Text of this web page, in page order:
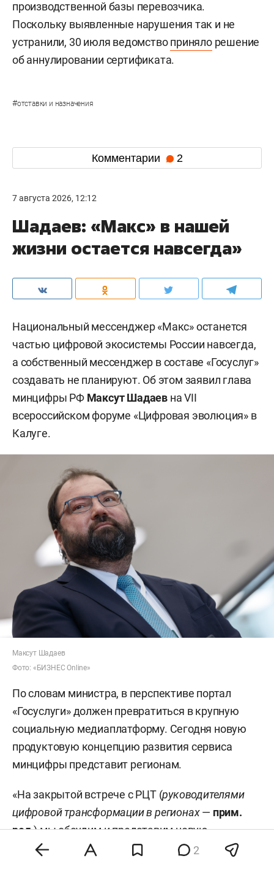
производственной базы перевозчика.
Поскольку выявленные нарушения так и не
устранили, 30 июля ведомствопринялорешение
об аннулировании сертификата.
#отставки и назначения
Комментарии 2
7 августа 2026, 12:12
Шадаев: «Макс» в нашей
жизни остается навсегда»
Национальный мессенджер «Макс» останется
частью цифровой экосистемы России навсегда,
а собственный мессенджер в составе «Госуслуг»
создавать не планируют. Об этом заявил глава
минцифры РФ Максут Шадаев на VII
всероссийском форуме «Цифровая эволюция» в
Калуге.
Максут Шадаев
Фото: «БИЗНЕС Online»
По словам министра, в перспективе портал
«Госуслуги» должен превратиться в крупную
социальную медиаплатформу. Сегодня новую
продуктовую концепцию развития сервиса
минцифры представит регионам.
«На закрытой встрече с РЦТ (руководителями
цифровой трансформации в регионах— прим.
ред.) мы обсудим и представим новую
продуктовую концепцию „Госуслуг“. Еще
2